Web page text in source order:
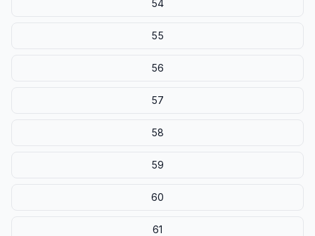
54
55
56
57
58
59
60
61